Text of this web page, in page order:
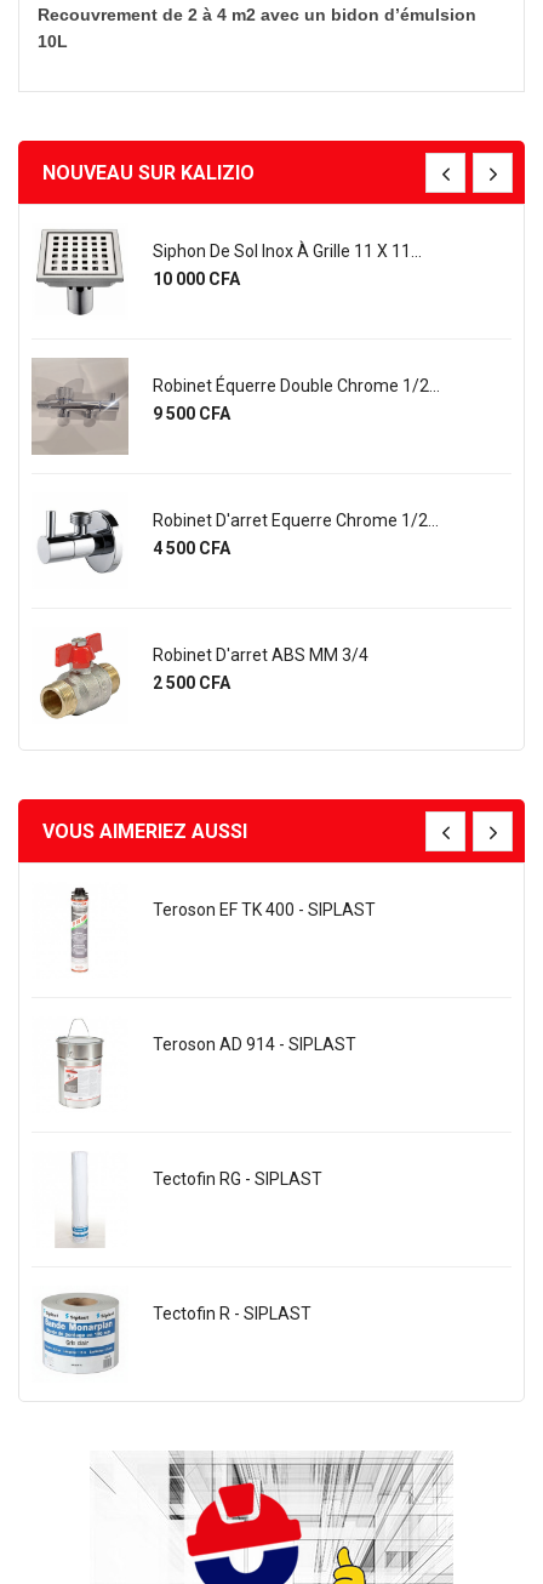
Recouvrement de 2 à 4 m2 avec un bidon d’émulsion
10L
NOUVEAU SUR KALIZIO
Siphon De Sol Inox À Grille 11 X 11...
Prix
10 000 CFA
Robinet Équerre Double Chrome 1/2...
Prix
9 500 CFA
Robinet D'arret Equerre Chrome 1/2...
Prix
4 500 CFA
Robinet D'arret ABS MM 3/4
Prix
2 500 CFA
VOUS AIMERIEZ AUSSI
Teroson EF TK 400 - SIPLAST
Teroson AD 914 - SIPLAST
Tectofin RG - SIPLAST
Tectofin R - SIPLAST